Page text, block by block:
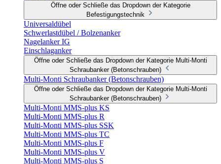
Öffne oder Schließe das Dropdown der Kategorie
Befestigungstechnik
Universaldübel
Schwerlastdübel / Bolzenanker
Nagelanker IG
Einschlaganker
Öffne oder Schließe das Dropdown der Kategorie Multi-Monti
Schraubanker (Betonschrauben)
Multi-Monti Schraubanker (Betonschrauben)
Öffne oder Schließe das Dropdown der Kategorie Multi-Monti
Schraubanker (Betonschrauben)
Multi-Monti MMS-plus KS
Multi-Monti MMS-plus R
Multi-Monti MMS-plus SSK
Multi-Monti MMS-plus TC
Multi-Monti MMS-plus F
Multi-Monti MMS-plus V
Multi-Monti MMS-plus S